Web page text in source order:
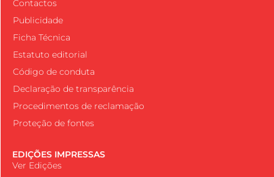
Contactos
Publicidade
Ficha Técnica
Estatuto editorial
Código de conduta
Declaração de transparência
Procedimentos de reclamação
Proteção de fontes
EDIÇÕES IMPRESSAS
Ver Edições